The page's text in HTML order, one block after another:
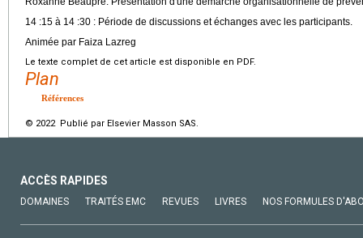
14 :15 à 14 :30 : Période de discussions et échanges avec les participants.
Animée par Faiza Lazreg
Le texte complet de cet article est disponible en PDF.
Plan
Références
© 2022 Publié par Elsevier Masson SAS.
ACCÈS RAPIDES
DOMAINES TRAITÉS EMC REVUES LIVRES NOS FORMULES